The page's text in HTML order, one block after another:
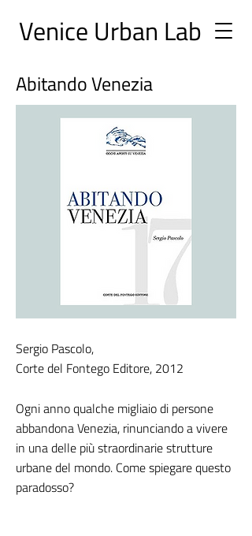
Venice Urban Lab
Abitando Venezia
Sergio Pascolo,
Corte del Fontego Editore, 2012
Ogni anno qualche migliaio di persone
abbandona Venezia, rinunciando a vivere
in una delle più straordinarie strutture
urbane del mondo. Come spiegare questo
paradosso?